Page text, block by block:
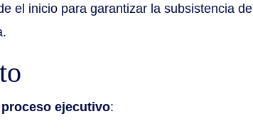
el inicio para garantizar la subsistencia
proceso ejecutivo: